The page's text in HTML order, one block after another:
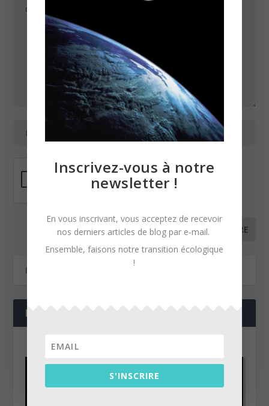
NOS DERNIÈRES VIDÉOS
Inscrivez-vous à notre
newsletter !
En vous inscrivant, vous acceptez de recevoir
nos derniers articles de blog par e-mail.
Ensemble, faisons notre transition écologique
!
S'INSCRIRE